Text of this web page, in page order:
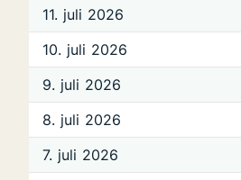
11. juli 2026
10. juli 2026
9. juli 2026
8. juli 2026
7. juli 2026